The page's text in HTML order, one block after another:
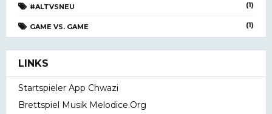
#ALTVSNEU (1)
GAME VS. GAME (1)
LINKS
Startspieler App Chwazi
Brettspiel Musik Melodice.org